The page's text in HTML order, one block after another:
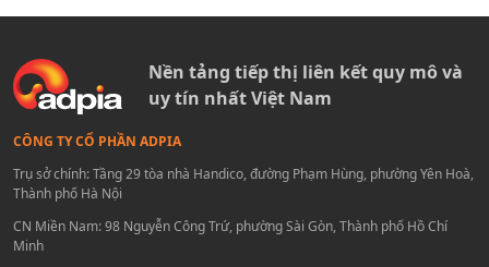
Nền tảng tiếp thị liên kết quy mô và
uy tín nhất Việt Nam
CÔNG TY CỔ PHẦN ADPIA
Trụ sở chính: Tầng 29 tòa nhà Handico, đường Phạm Hùng, phường Yên Hoà,
Thành phố Hà Nội
CN Miền Nam: 98 Nguyễn Công Trứ, phường Sài Gòn, Thành phố Hồ Chí
Minh